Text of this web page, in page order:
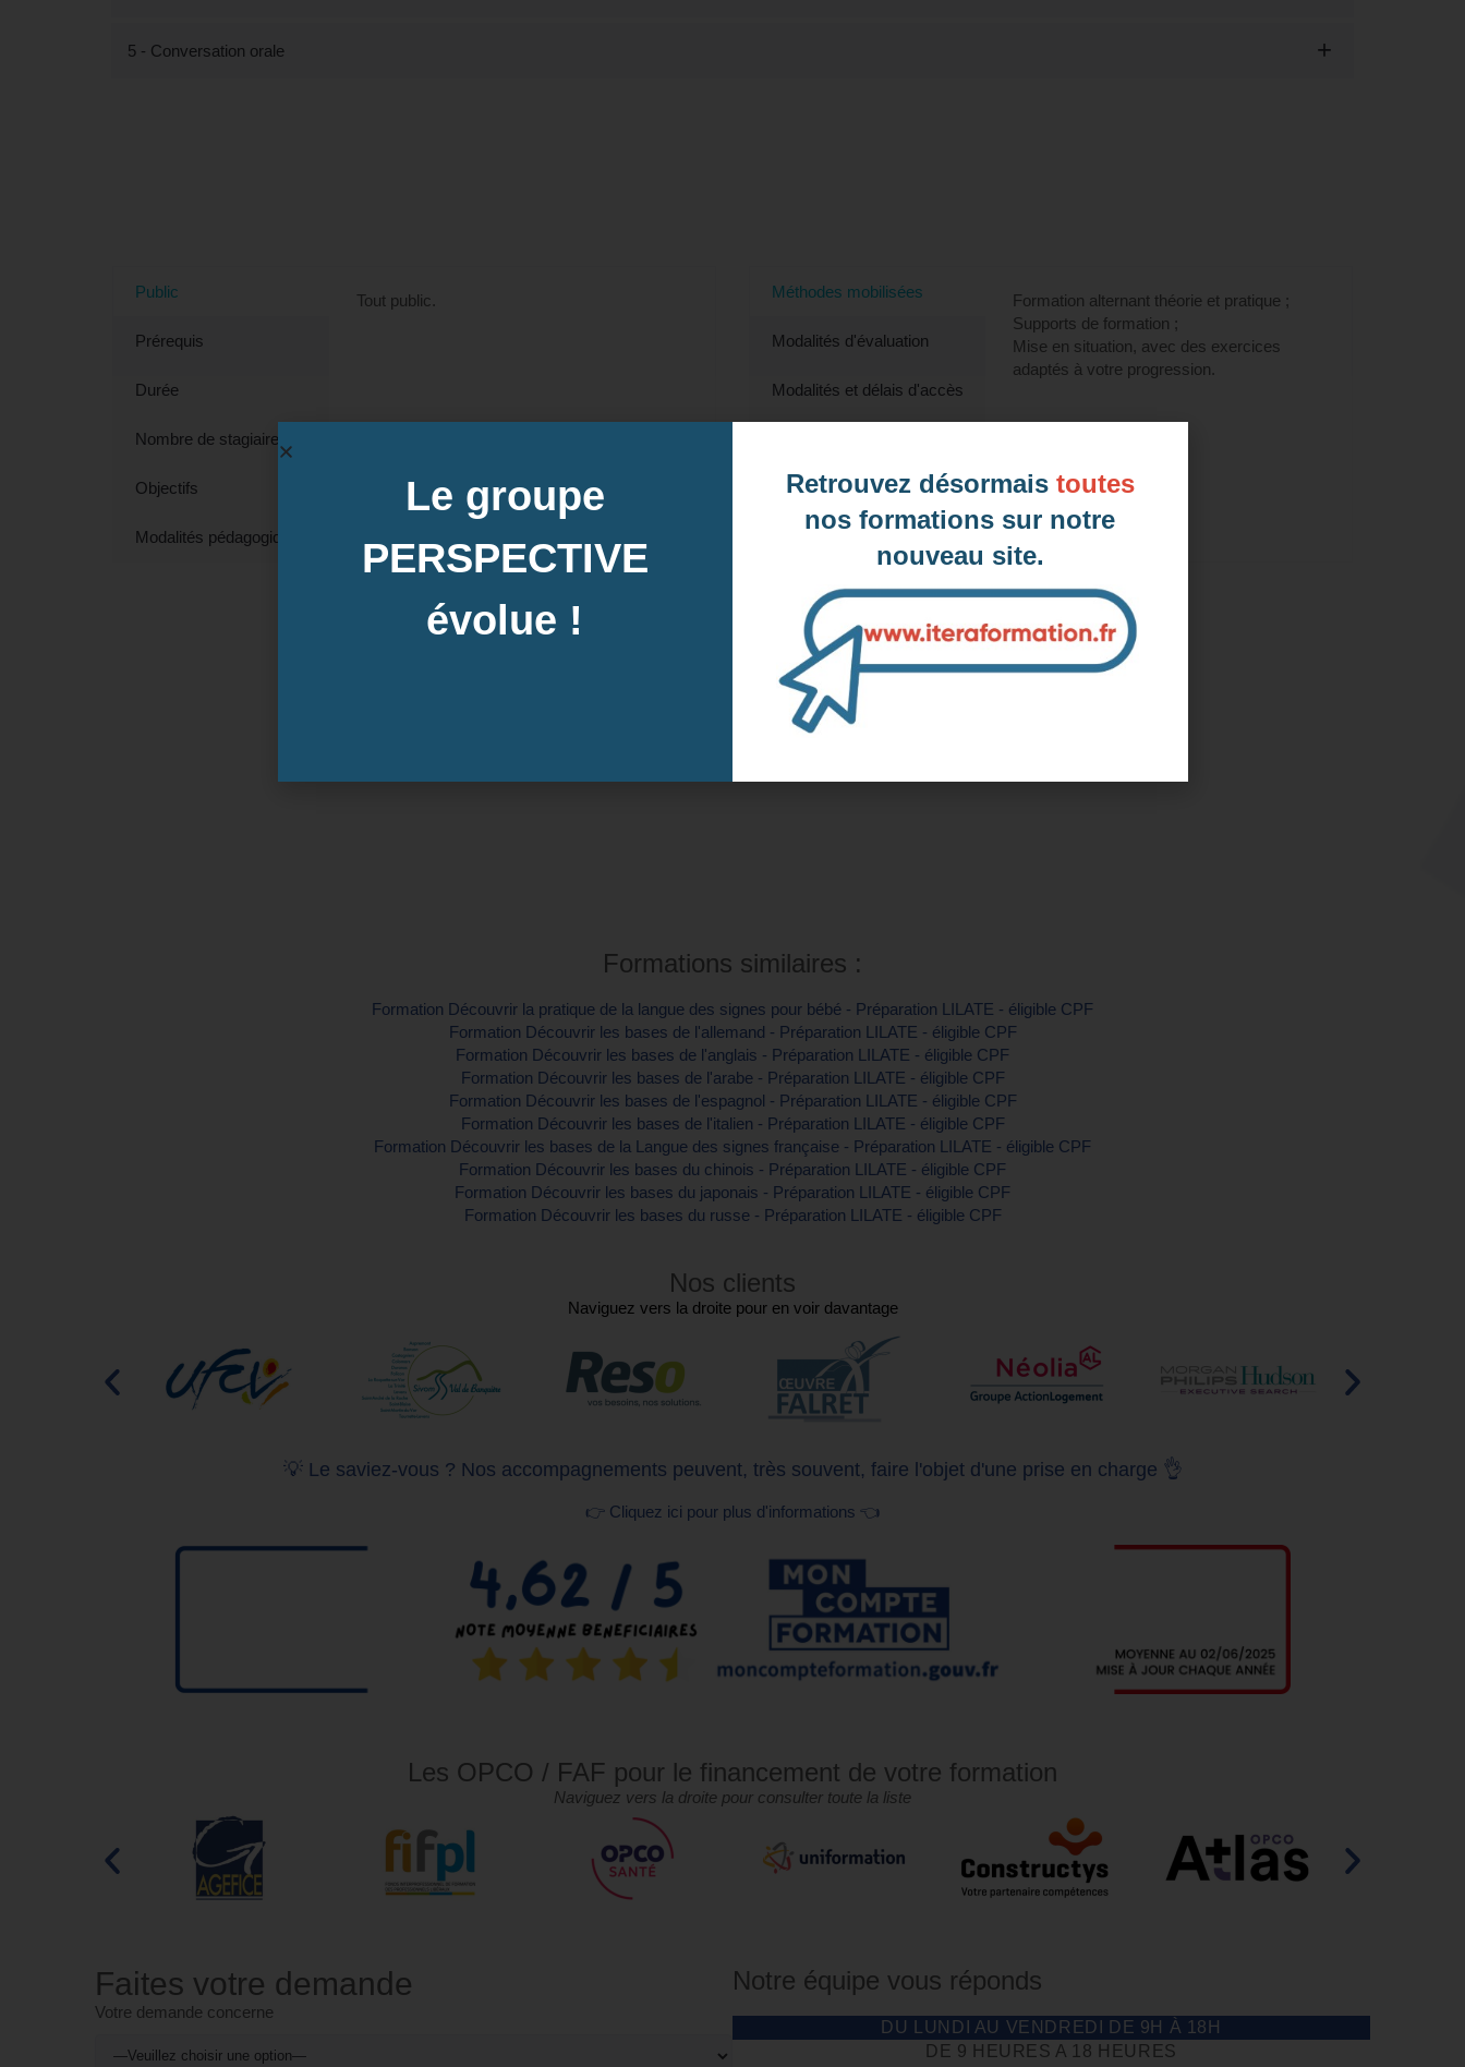
5 - Conversation orale
Public
Prérequis
Durée
Nombre de stagiaires
Objectifs
Modalités pédagogiques
Tout public. Méthodes mobilisées
Modalités d'évaluation
Modalités et délais d'accès
Prix
Formation alternant théorie et pratique ;
Supports de formation ;
Mise en situation, avec des exercices
adaptés à votre progression.
Contactez-nous pour en savoir plus
Dates des prochaines sessions à Le Havre, 76 (Seine-Maritime)
Formations similaires :
Formation Découvrir la pratique de la langue des signes pour bébé - Préparation LILATE - éligible CPF
Formation Découvrir les bases de l'allemand - Préparation LILATE - éligible CPF
Formation Découvrir les bases de l'anglais - Préparation LILATE - éligible CPF
Formation Découvrir les bases de l'arabe - Préparation LILATE - éligible CPF
Formation Découvrir les bases de l'espagnol - Préparation LILATE - éligible CPF
Formation Découvrir les bases de l'italien - Préparation LILATE - éligible CPF
Formation Découvrir les bases de la Langue des signes française - Préparation LILATE - éligible CPF
Formation Découvrir les bases du chinois - Préparation LILATE - éligible CPF
Formation Découvrir les bases du japonais - Préparation LILATE - éligible CPF
Formation Découvrir les bases du russe - Préparation LILATE - éligible CPF
Nos clients
Naviguez vers la droite pour en voir davantage
💡 Le saviez-vous ? Nos accompagnements peuvent, très souvent, faire l'objet d'une prise en charge 👌
👉 Cliquez ici pour plus d'informations 👈
Les OPCO / FAF pour le financement de votre formation
Naviguez vers la droite pour consulter toute la liste
Faites votre demande
Votre demande concerne
Notre équipe vous réponds
DU LUNDI AU VENDREDI DE 9H À 18H
DE 9 HEURES A 18 HEURES
Le groupe
PERSPECTIVE
évolue !
Retrouvez désormais toutes
nos formations sur notre
nouveau site.